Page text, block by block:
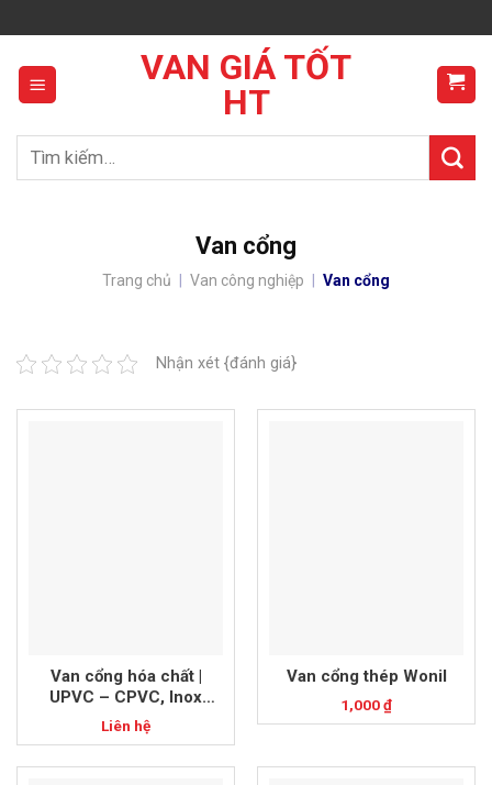
to
content
VAN GIÁ TỐT
HT
Tìm
Van cổng
Trang chủ Van công nghiệp Van cổng
Nhận xét {đánh giá}
Van cổng hóa chất |
UPVC – CPVC, Inox
304/316
Liên hệ
Van cổng thép Wonil
1,000₫